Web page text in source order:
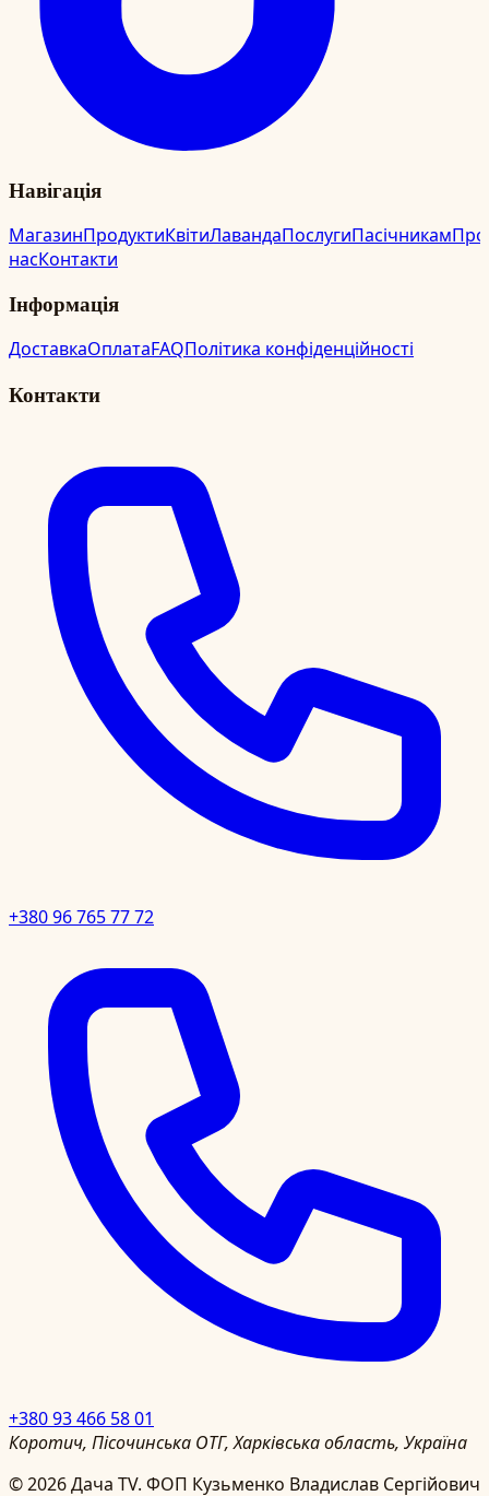
Навігація
МагазинПродуктиКвітиЛавандаПослугиПасічникамПро
насКонтакти
Інформація
ДоставкаОплатаFAQПолітика конфіденційності
Контакти
+380 96 765 77 72
+380 93 466 58 01
Коротич, Пісочинська ОТГ, Харківська область, Україна
©2026Дача TV. ФОП Кузьменко Владислав Сергійович